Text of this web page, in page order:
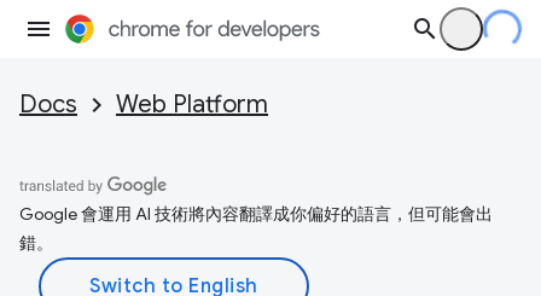
Docs Web Platform
Google 會運用 AI 技術將內容翻譯成你偏好的語言，但可能會出
錯。